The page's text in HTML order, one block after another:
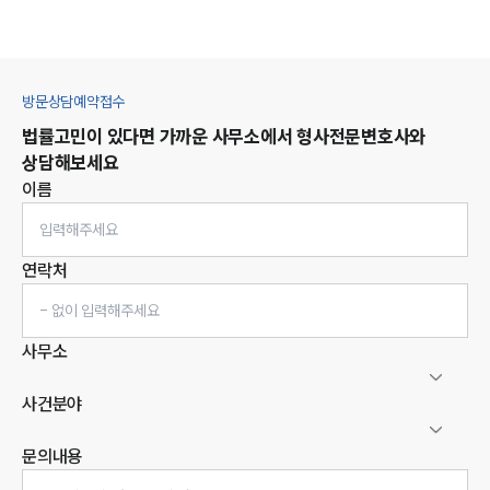
방문상담예약접수
법률고민이 있다면 가까운 사무소에서 형사전문변호사와
상담해보세요
이름
연락처
사무소
사건분야
문의내용